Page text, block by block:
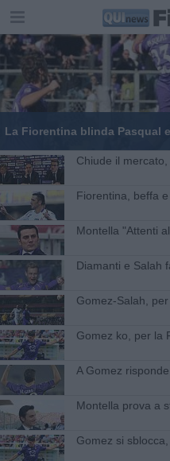
La Fiorentina blinda Pasqual
Chiude il
Fiorentina, beffa
Montella "Attenti
Diamanti e Salah
Gomez-Salah,
Gomez ko, per la
A Gomez
Montella prova a
Gomez si